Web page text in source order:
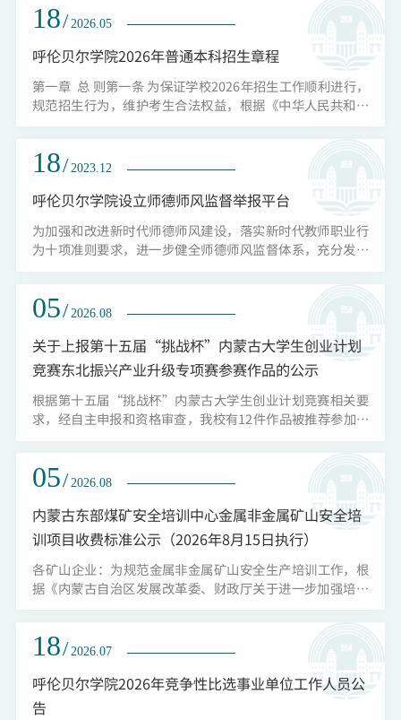
18/ 2026.05
呼伦贝尔学院2026年普通本科招生章程
第一章 总 则第一条 为保证学校2026年招生工作顺利进行，
规范招生行为，维护考生合法权益，根据《中华人民共和国
育部关于做好2026年普通高校招生工作的通知》等有关规
定，结合学校招生工作实际情况，特制定本章程。第二条 呼
伦贝尔学院是全日制普通高等学校，对取得我校学籍、在规
定的年限内达到所学专业毕业要求的本科毕业生，颁发呼伦
18/ 2023.12
呼伦贝尔学院设立师德师风监督举报平台
为加强和改进新时代师德师风建设，落实新时代教师职业行
为十项准则要求，进一步健全师德师风监督体系，充分发挥
失范行为，按照内蒙古自治区教育厅相关文件要求，决定面
向社会统一公布我校师德师风监督举报平台联系方式。一、
师德师风监督举报平台联系方式：举报电话：0470-3103200
纪委监察专员办公室；0470-3103346教师发展中心（党委教
师工作部）；0470-3103117教师发展...
05/ 2026.08
关于上报第十五届“挑战杯”内蒙古大学生创业计划
竞赛东北振兴产业升级专项赛参赛作品的公示
根据第十五届“挑战杯”内蒙古大学生创业计划竞赛相关要
求，经自主申报和资格审查，我校有12件作品被推荐参加东
5日-8月11日。联系电话：0470-3103055（团委）；
15147087775（团委）。共青团呼伦贝尔学院委员会2026年
05/ 2026.08
内蒙古东部煤矿安全培训中心金属非金属矿山安全培
训项目收费标准公示（2026年8月15日执行）
​各矿山企业：为规范金属非金属矿山安全生产培训工作，根
据《内蒙古自治区发展改革委、财政厅关于进一步加强培训
号）的要求：按照经营服务性收费管理的培训机构，收费标
准由具有相应培训资质、资格的培训机构根据培训成本和供
需情况自主确定。鉴于呼伦贝尔地区金属非金属矿山人员分
散、培训规模较小，实操设备投入、师资运营成本偏高。经
研究审议，现将金属非金属矿山安...
18/ 2026.07
呼伦贝尔学院2026年竞争性比选事业单位工作人员公
告